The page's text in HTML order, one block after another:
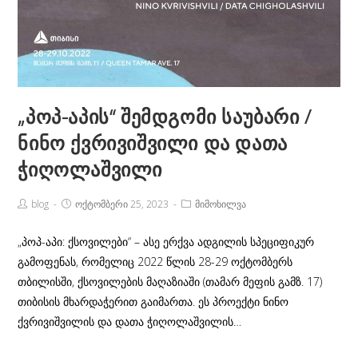
„პოპ-აპის“ შემდგომი საუბარი /
ნინო ქვრივიშვილი და დათა
ჭიღოლაშვილი
Postblog
Postოქტომბერი 25, 2023
Postმიმოხილვა
„პოპ-აპი: ქსოვილები“ – ასე ერქვა ადგილის სპეციფიკურ
გამოფენას, რომელიც 2022 წლის 28-29 ოქტომბერს
თბილისში, ქსოვილების მაღაზიაში (თამარ მეფის გამზ. 17)
თიბისის მხარდაჭერით გაიმართა. ეს პროექტი ნინო
ქვრივიშვილის და დათა ჭიღოლაშვილის…